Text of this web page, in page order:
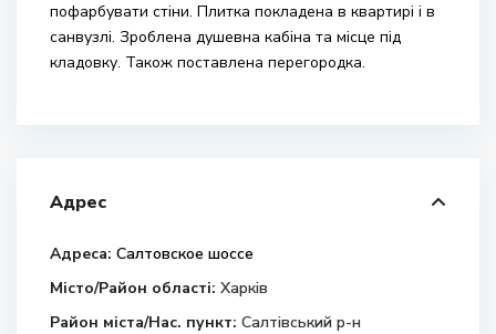
пофарбувати стіни. Плитка покладена в квартирі і в
санвузлі. Зроблена душевна кабіна та місце під
кладовку. Також поставлена перегородка.
Адрес
Адреса: Салтовское шоссе
Місто/Район області: Харків
Район міста/Нас. пункт: Салтівський р-н